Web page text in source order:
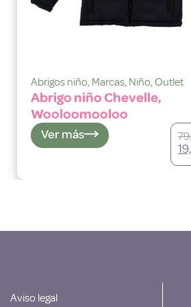
,Niño,Outlet
Chevelle,
79,90€
19,99
Aviso legal